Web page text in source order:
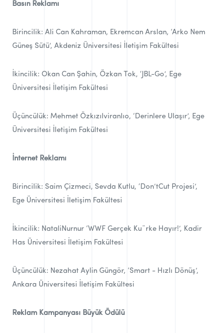
Basın Reklamı
Birincilik: Ali Can Kahraman, Ekremcan Arslan, ‘Arko Nem
Güneş Sütü’, Akdeniz Üniversitesi İletişim Fakültesi
İkincilik: Okan Can Şahin, Özkan Tok, ‘JBL-Go’, Ege
Üniversitesi İletişim Fakültesi
Üçüncülük: Mehmet Özkızılviranlıo, ‘Derinlere Ulaşır’, Ege
Üniversitesi İletişim Fakültesi
İnternet Reklamı
Birincilik: Saim Çizmeci, Sevda Kutlu, ‘Don’tCut Projesi’,
Ege Üniversitesi İletişim Fakültesi
İkincilik: NataliNurnur ‘WWF Gerçek Ku¨rke Hayır!’, Kadir
Has Üniversitesi İletişim Fakültesi
Üçüncülük: Nezahat Aylin Güngör, ‘Smart - Hızlı Dönüş’,
Ankara Üniversitesi İletişim Fakültesi
Reklam Kampanyası Büyük Ödülü